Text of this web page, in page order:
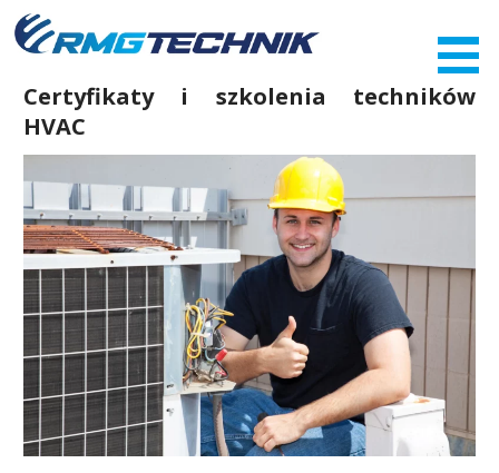
Przejdź
do
zawartości
Certyfikaty i szkolenia techników
HVAC